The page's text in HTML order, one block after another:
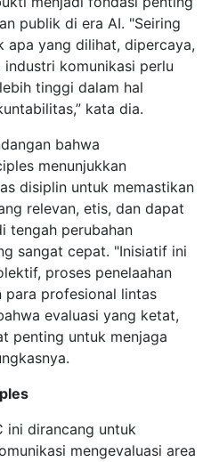
publik di era AI. "Seiring
apa yang dilihat, dipercaya,
komunikasi perlu
tinggi dalam hal
kata dia.
bahwa
menunjukkan
disiplin untuk memastikan
relevan, etis, dan dapat
tengah perubahan
sangat cepat. "Inisiatif ini
proses penelaahan
profesional lintas
evaluasi yang ketat,
penting untuk menjaga
ini dirancang untuk
mengevaluasi area